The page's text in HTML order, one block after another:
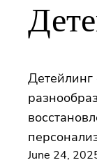
Детейлинг
June 24,